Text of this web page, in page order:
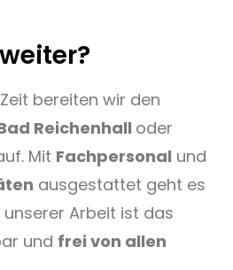
bereiten wir den
Reichenhall oder
Mit Fachpersonal und
ausgestattet geht es
unserer Arbeit ist das
und frei von allen